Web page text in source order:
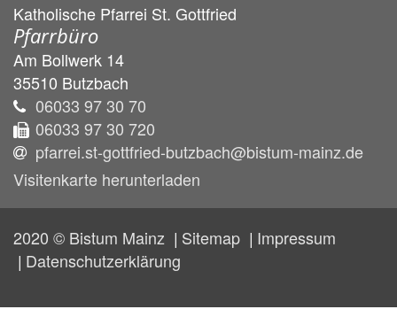
Katholische Pfarrei St. Gottfried
Pfarrbüro
Am Bollwerk 14
35510 Butzbach
06033 97 30 70
06033 97 30 720
pfarrei.st-gottfried-butzbach@bistum-mainz.de
Visitenkarte herunterladen
2020 © Bistum Mainz Sitemap
Impressum
Datenschutzerklärung